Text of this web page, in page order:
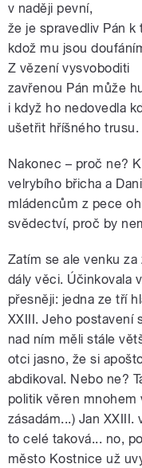
v naději pevní,
že je spravedliv Pán k
kdož mu jsou
Z vězení vysvoboditi
zavřenou Pán může
i když ho nedovedla
ušetřit hříšného trusu.
Nakonec – proč ne?
velrybího břicha a
mládencům z pece
svědectví, proč by
Zatím se ale venku
dály věci. Účinkovala
přesněji: jedna ze tří
XXIII. Jeho postavení
nad ním měli stále
otci jasno, že si
abdikoval. Nebo ne?
politik věren
zásadám...) Jan
to celé taková... no,
město Kostnice už